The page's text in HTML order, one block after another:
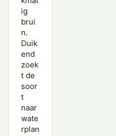
ig
brui
n.
Duik
end
zoek
t de
soor
t
naar
wate
rplan